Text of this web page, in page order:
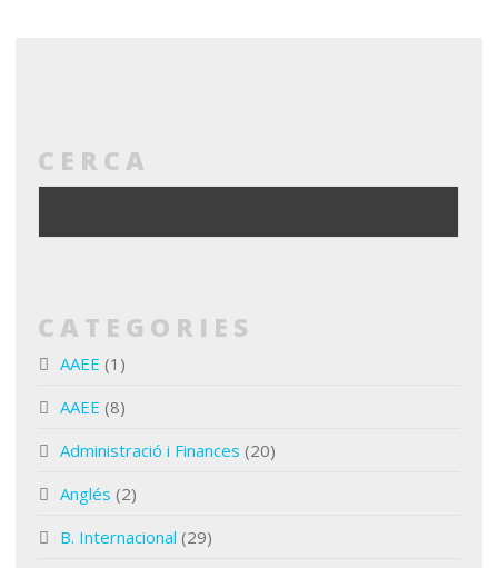
CERCA
CATEGORIES
AAEE (1)
AAEE (8)
Administració i Finances (20)
Anglés (2)
B. Internacional (29)